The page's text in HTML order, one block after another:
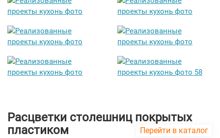
Расцветки столешниц покрытых
пластиком
Перейти в каталог